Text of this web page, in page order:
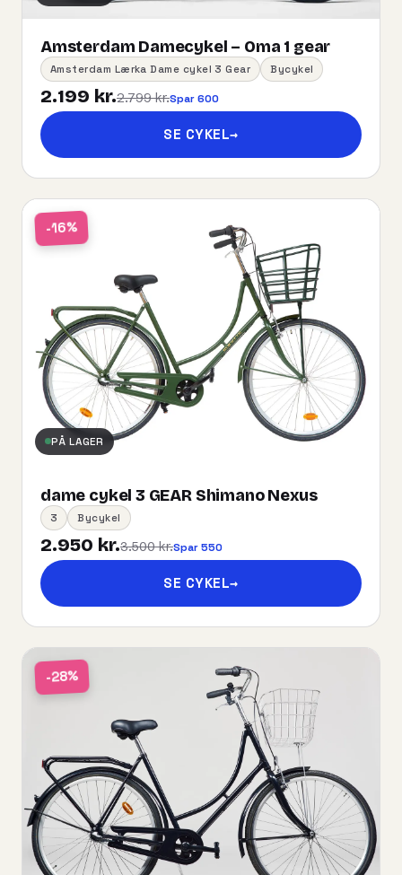
Amsterdam Damecykel – Oma 1 gear
Amsterdam Lærka Dame cykel 3 Gear Bycykel
2.199 kr.2.799 kr.Spar 600
SE CYKEL→
-16%
PÅ LAGER
dame cykel 3 GEAR Shimano Nexus
3 Bycykel
2.950 kr.3.500 kr.Spar 550
SE CYKEL→
-28%